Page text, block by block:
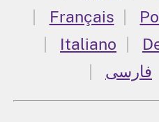
Français
Italiano
فارسی